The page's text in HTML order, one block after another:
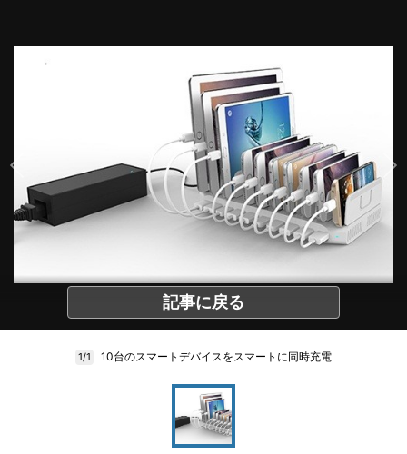
記事に戻る
1/1 10台のスマートデバイスをスマートに同時充電